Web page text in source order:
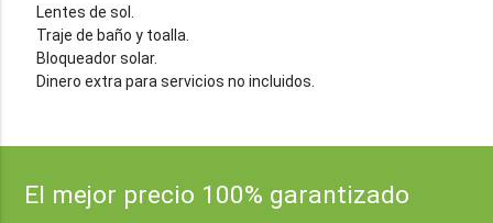
Lentes de sol.
Traje de baño y toalla.
Bloqueador solar.
Dinero extra para servicios no incluidos.
El mejor precio 100% garantizado